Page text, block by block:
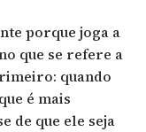
porque joga a
que se refere a
quando
é mais
de que ele seja